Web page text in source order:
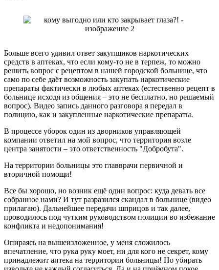
Больше всего удивил ответ закупщиков наркотических
средств в аптеках, что если кому-то не в терпеж, то можно
решить вопрос с рецептом в нашей городской больнице, что
само по себе даёт возможность закупать наркотические
препараты фактически в любых аптеках (естественно рецепт в
больнице исходя из общения – это не бесплатно, но решаемый
вопрос). Видео запись данного разговора я передал в
полицию, как и закупленные наркотические препараты.
В процессе уборок один из дворников управляющей
компании ответил на мой вопрос, что территория возле
центра занятости – это ответственность "Добробута".
На территории больницы это главврачи первичной и
вторичной помощи!
Все бы хорошо, но возник ещё один вопрос: куда девать все
собранное нами? И тут разразился скандал в больнице (видео
прилагаю). Дальнейшее передачи шприцов и так далее,
проводилось под чутким руководством полиции во избежание
конфликта и недопонимания!
Опираясь на вышеизложенное, у меня сложилось
впечатление, что рука руку моет, ни для кого не секрет, кому
принадлежит аптека на территории больницы! Но убирать